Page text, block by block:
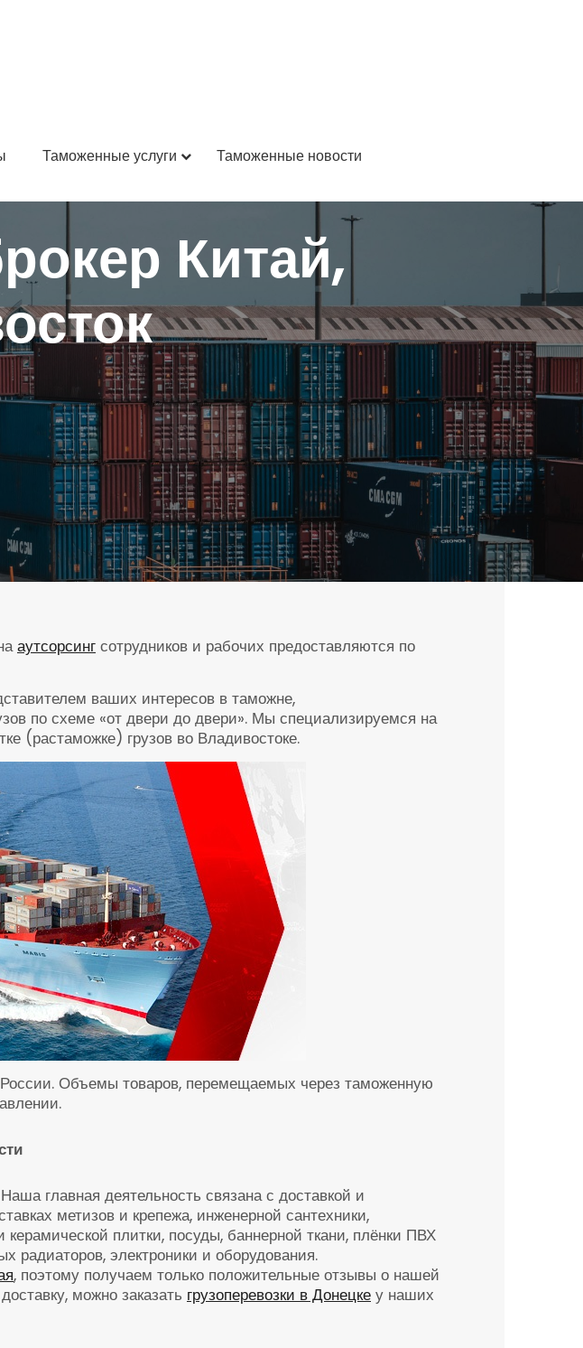
Таможенные услуги Таможенные новости
Китай,
аутсорсинг сотрудников и рабочих предоставляются по
ваших интересов в таможне,
по схеме «от двери до двери». Мы специализируемся на
(растаможке) грузов во Владивостоке.
Объемы товаров, перемещаемых через таможенную
главная деятельность связана с доставкой и
метизов и крепежа, инженерной сантехники,
плитки, посуды, баннерной ткани, плёнки ПВХ
радиаторов, электроники и оборудования.
, поэтому получаем только положительные отзывы о нашей
можно заказать грузоперевозки в Донецке у наших